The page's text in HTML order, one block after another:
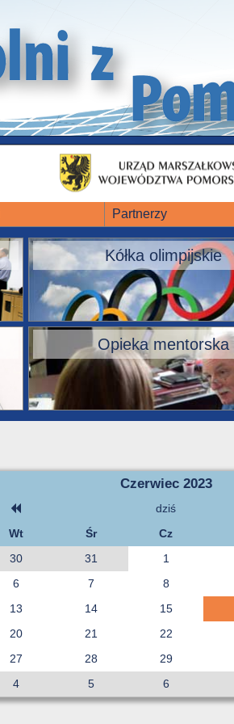
Partnerzy
Kółka olimpijskie
Opieka mentorska
Czerwiec 2023
dziś
Wt Śr Cz
30 31 1
6 7 8
13 14 15
20 21 22
27 28 29
4 5 6